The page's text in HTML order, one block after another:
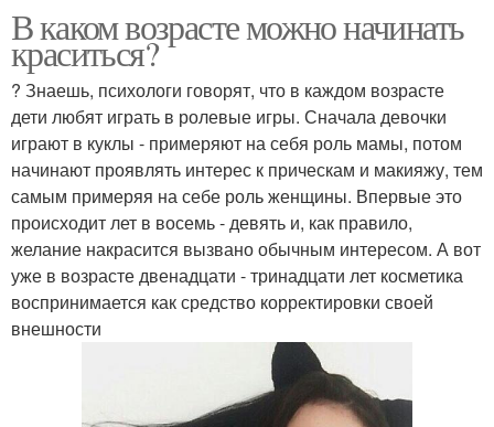
В каком возрасте можно начинать
краситься?
? Знаешь, психологи говорят, что в каждом возрасте
дети любят играть в ролевые игры. Сначала девочки
играют в куклы - примеряют на себя роль мамы, потом
начинают проявлять интерес к прическам и макияжу, тем
самым примеряя на себе роль женщины. Впервые это
происходит лет в восемь - девять и, как правило,
желание накрасится вызвано обычным интересом. А вот
уже в возрасте двенадцати - тринадцати лет косметика
воспринимается как средство корректировки своей
внешности